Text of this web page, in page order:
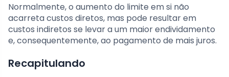
Normalmente, o aumento do limite em si não
acarreta custos diretos, mas pode resultar em
custos indiretos se levar a um maior endividamento
e, consequentemente, ao pagamento de mais juros.
Recapitulando